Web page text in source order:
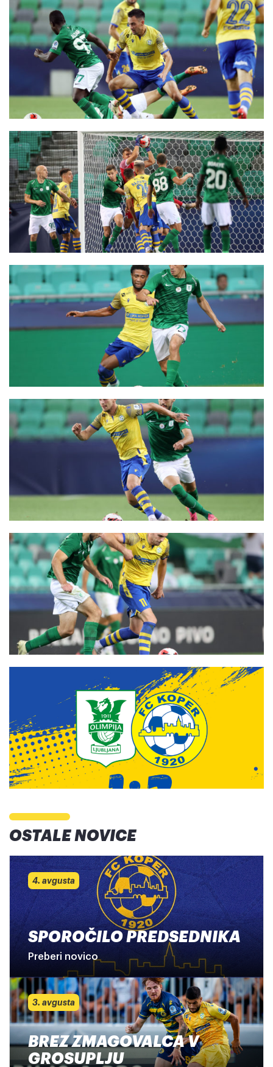
OSTALE NOVICE
4. avgusta
SPOROČILO PREDSEDNIKA
Preberi novico
3. avgusta
BREZ ZMAGOVALCA V
GROSUPLJU